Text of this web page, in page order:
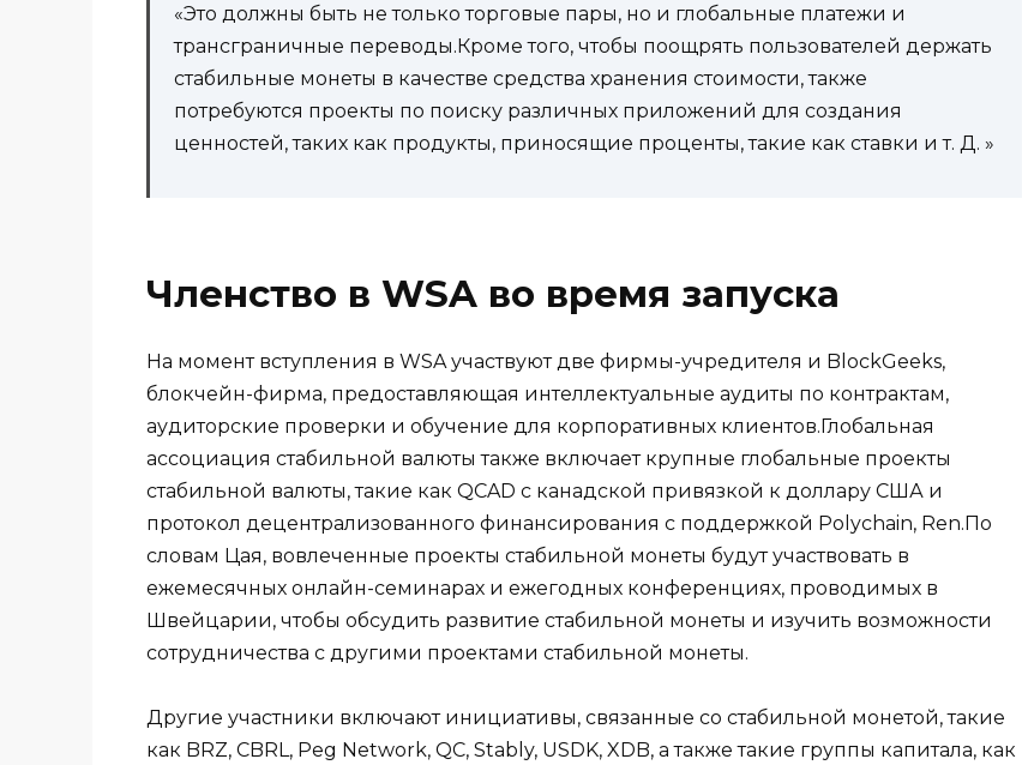
«Это должны быть не только торговые пары, но и глобальные платежи и
трансграничные переводы.Кроме того, чтобы поощрять пользователей держать
стабильные монеты в качестве средства хранения стоимости, также
потребуются проекты по поиску различных приложений для создания
ценностей, таких как продукты, приносящие проценты, такие как ставки и т. Д. »
Членство в WSA во время запуска
На момент вступления в WSA участвуют две фирмы-учредителя и BlockGeeks,
блокчейн-фирма, предоставляющая интеллектуальные аудиты по контрактам,
аудиторские проверки и обучение для корпоративных клиентов.Глобальная
ассоциация стабильной валюты также включает крупные глобальные проекты
стабильной валюты, такие как QCAD с канадской привязкой к доллару США и
протокол децентрализованного финансирования с поддержкой Polychain, Ren.По
словам Цая, вовлеченные проекты стабильной монеты будут участвовать в
ежемесячных онлайн-семинарах и ежегодных конференциях, проводимых в
Швейцарии, чтобы обсудить развитие стабильной монеты и изучить возможности
сотрудничества с другими проектами стабильной монеты.
Другие участники включают инициативы, связанные со стабильной монетой, такие
как BRZ, CBRL, Peg Network, QC, Stably, USDK, XDB, а также такие группы капитала, как